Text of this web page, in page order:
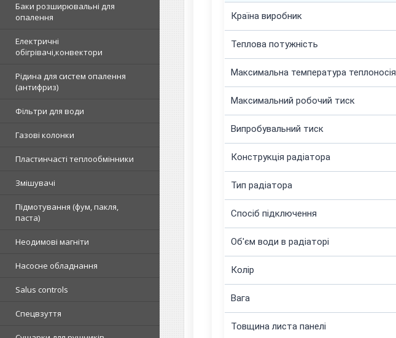
Баки розширювальні для
опалення
Електричні
обігрівачі,конвектори
Рідина для систем опалення
(антифриз)
Фільтри для води
Газові колонки
Пластинчасті теплообмінники
Змішувачі
Підмотування (фум, пакля,
паста)
Неодимові магніти
Насосне обладнання
Salus controls
Спецвзуття
Країна виробник
Теплова потужність
Максимальна температура теплоносія
Максимальний робочий тиск
Випробувальний тиск
Конструкція радіатора
Тип радіатора
Спосіб підключення
Об'єм води в радіаторі
Колір
Вага
Товщина листа панелі